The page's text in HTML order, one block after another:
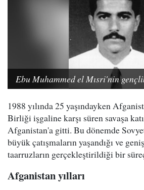
Ebu Muhammed el Mısri'nin
1988 yılında 25 yaşındayken
Birliği işgaline karşı süren savaşa
Afganistan'a gitti. Bu dönemde
büyük çatışmaların yaşandığı ve
taarruzların gerçekleştirildiği bir
Afganistan yılları